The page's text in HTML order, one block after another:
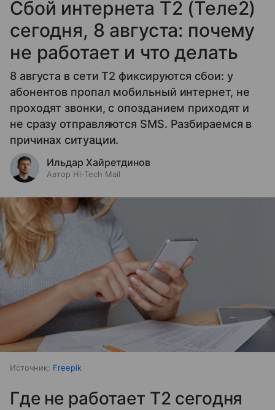
Сбой интернета T2 (Теле2)
сегодня, 8 августа: почему
не работает и что делать
8 августа в сети T2 фиксируются сбои: у
абонентов пропал мобильный интернет, не
проходят звонки, с опозданием приходят и
не сразу отправляются SMS. Разбираемся в
причинах ситуации.
Ильдар Хайретдинов
Автор Hi-Tech Mail
Источник: Freepik
Где не работает T2 сегодня